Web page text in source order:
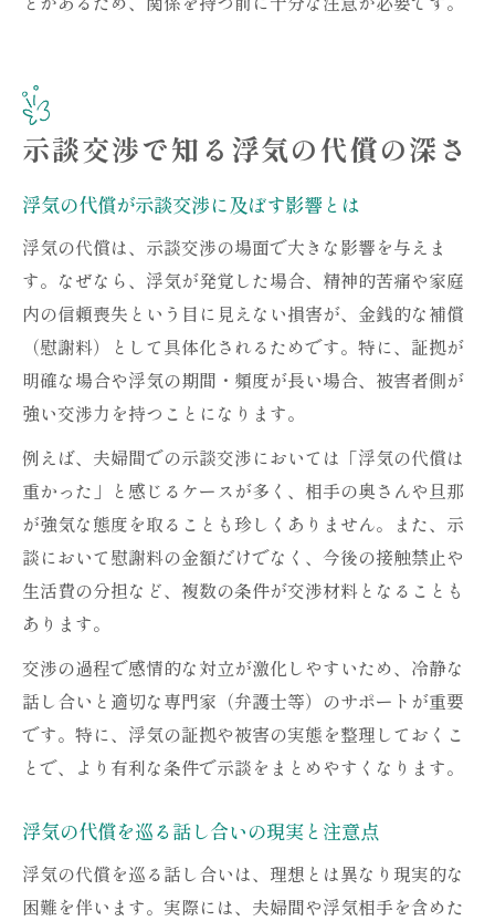
示談交渉で知る浮気の代償の深さ
浮気の代償が示談交渉に及ぼす影響とは
浮気の代償は、示談交渉の場面で大きな影響を与えま
す。なぜなら、浮気が発覚した場合、精神的苦痛や家庭
内の信頼喪失という目に見えない損害が、金銭的な補償
（慰謝料）として具体化されるためです。特に、証拠が
明確な場合や浮気の期間・頻度が長い場合、被害者側が
強い交渉力を持つことになります。
例えば、夫婦間での示談交渉においては「浮気の代償は
重かった」と感じるケースが多く、相手の奥さんや旦那
が強気な態度を取ることも珍しくありません。また、示
談において慰謝料の金額だけでなく、今後の接触禁止や
生活費の分担など、複数の条件が交渉材料となることも
あります。
交渉の過程で感情的な対立が激化しやすいため、冷静な
話し合いと適切な専門家（弁護士等）のサポートが重要
です。特に、浮気の証拠や被害の実態を整理しておくこ
とで、より有利な条件で示談をまとめやすくなります。
浮気の代償を巡る話し合いの現実と注意点
浮気の代償を巡る話し合いは、理想とは異なり現実的な
困難を伴います。実際には、夫婦間や浮気相手を含めた